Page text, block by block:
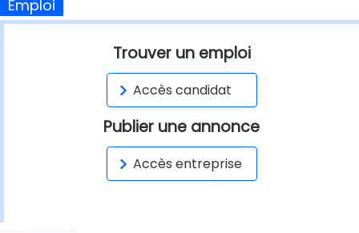
Emploi
Trouver un emploi
Accès candidat
Publier une annonce
Accès entreprise